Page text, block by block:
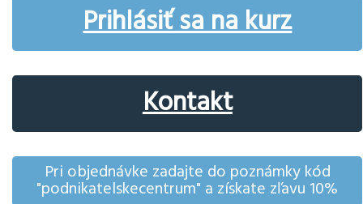
Prihlásiť sa na kurz
Kontakt
Pri objednávke zadajte do poznámky kód
"podnikatelskecentrum" a získate zľavu 10%